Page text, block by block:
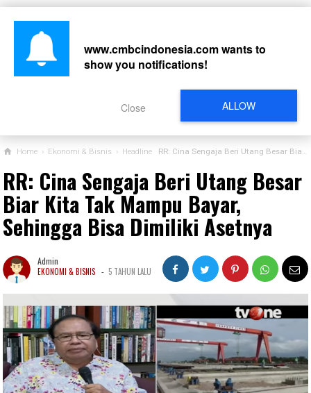
Home › Ekonomi & Bisnis › Headline RR: Cina Sengaja Beri Utang Besar Biar Kita Tak Mampu Bayar, Sehingga Bisa Dimiliki Asetnya
RR: Cina Sengaja Beri Utang Besar
Biar Kita Tak Mampu Bayar,
Sehingga Bisa Dimiliki Asetnya
Admin
EKONOMI & BISNIS - 5 TAHUN LALU
www.cmbcindonesia.comwants to
show you notifications!
ALLOW
Close